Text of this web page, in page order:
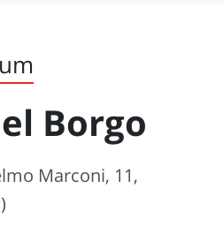
Borgo
Marconi, 11,